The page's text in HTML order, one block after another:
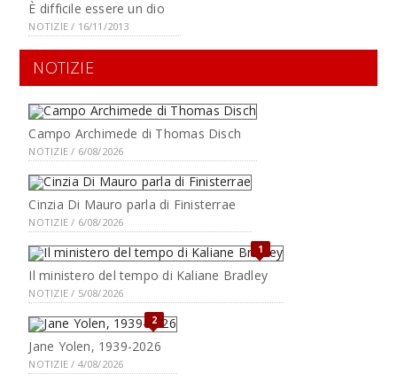
È difficile essere un dio
NOTIZIE / 16/11/2013
NOTIZIE
Campo Archimede di Thomas Disch
NOTIZIE / 6/08/2026
Cinzia Di Mauro parla di Finisterrae
NOTIZIE / 6/08/2026
1
Il ministero del tempo di Kaliane Bradley
NOTIZIE / 5/08/2026
2
Jane Yolen, 1939-2026
NOTIZIE / 4/08/2026